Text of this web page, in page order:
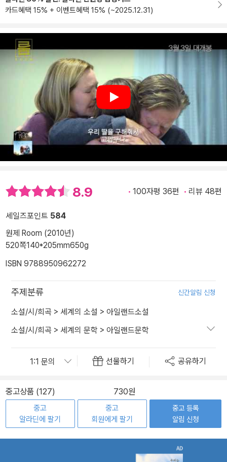
카드혜택 15% + 이벤트혜택 15% (~2025.12.31)
Play
8.9 100자평 36편 리뷰 48편
세일즈포인트 584
원제 Room (2010년)
520쪽140*205mm650g
ISBN 9788950962272
주제분류 신간알림 신청
소설/시/희곡 > 세계의 소설 > 아일랜드소설
소설/시/희곡 > 세계의 문학 > 아일랜드문학
선물하기 공유하기
중고상품 (127) 730원
중고
알라딘에 팔기
중고
회원에게 팔기
중고 등록
알림 신청